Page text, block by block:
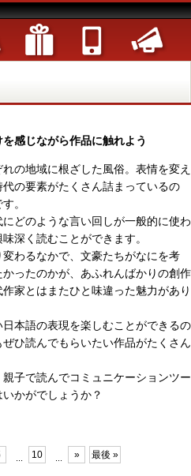
感じながら作品に触れよう
の地域に根ざした風俗。表情を変え
の要素がたくさん詰まっているの
。
どのような言い回しが一般的に使わ
深く読むことができます。
わるなかで、文豪たちがなにを考
ったのかが、あふれんばかりの創作
家とはまたひと味違った魅力があり
本語の表現を楽しむことができるの
ひ読んでもらいたい作品がたくさん
子で読んでコミュニケーションツー
かがでしょうか？
10 » 最後 »